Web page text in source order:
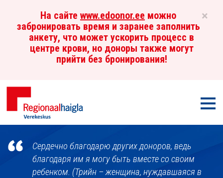
×
На сайте www.edoonor.ee можно
забронировать время и заранее заполнить
анкету, что может ускорить процесс в
центре крови, но доноры также могут
прийти без бронирования!
Центр
кровиСердечно благодарю других доноров, ведь
благодаря им я могу быть вместе со своим
ребенком. (Трийн – женщина, нуждавшаяся в